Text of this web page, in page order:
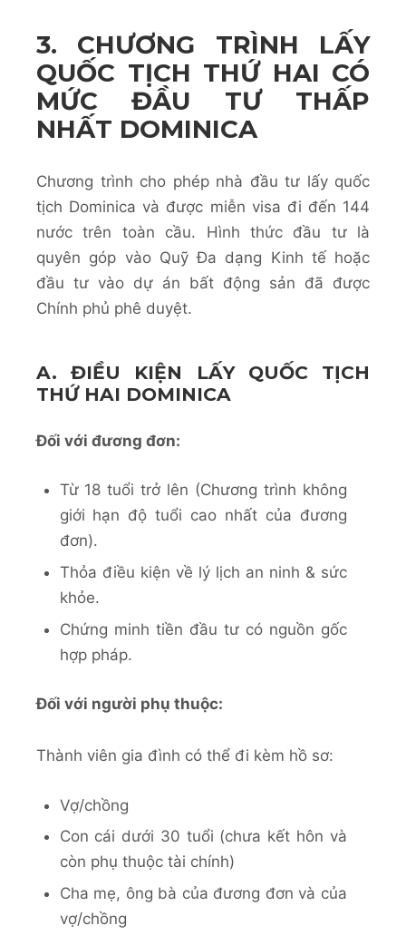
3. CHƯƠNG TRÌNH LẤY
QUỐC TỊCH THỨ HAI CÓ
MỨC ĐẦU TƯ THẤP
NHẤT DOMINICA
Chương trình cho phép nhà đầu tư lấy quốc
tịch Dominica và được miễn visa đi đến 144
nước trên toàn cầu. Hình thức đầu tư là
quyên góp vào Quỹ Đa dạng Kinh tế hoặc
đầu tư vào dự án bất động sản đã được
Chính phủ phê duyệt.
A. ĐIỀU KIỆN LẤY QUỐC TỊCH
THỨ HAI DOMINICA
Đối với đương đơn:
Từ 18 tuổi trở lên (Chương trình không
giới hạn độ tuổi cao nhất của đương
đơn).
Thỏa điều kiện về lý lịch an ninh & sức
khỏe.
Chứng minh tiền đầu tư có nguồn gốc
hợp pháp.
Đối với người phụ thuộc:
Thành viên gia đình có thể đi kèm hồ sơ:
Vợ/chồng
Con cái dưới 30 tuổi (chưa kết hôn và
còn phụ thuộc tài chính)
Cha mẹ, ông bà của đương đơn và của
vợ/chồng